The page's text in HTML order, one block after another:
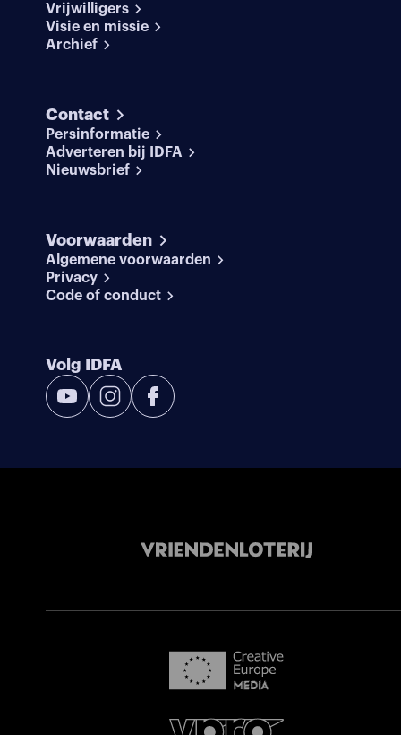
Vrijwilligers
Visie en missie
Archief
Contact
Persinformatie
Adverteren bij IDFA
Nieuwsbrief
Voorwaarden
Algemene voorwaarden
Privacy
Code of conduct
Volg IDFA